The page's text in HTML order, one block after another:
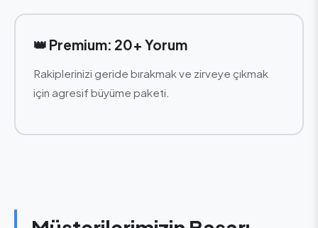
👑 Premium: 20+ Yorum
Rakiplerinizi geride bırakmak ve zirveye çıkmak
için agresif büyüme paketi.